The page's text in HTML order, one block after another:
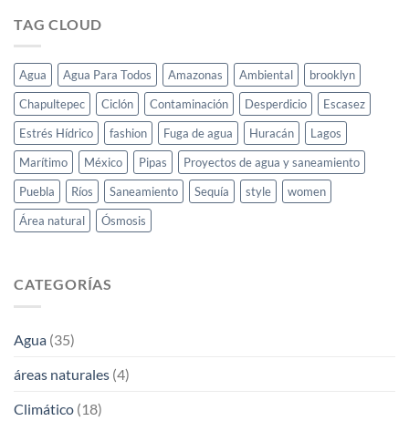
TAG CLOUD
Agua Agua Para Todos Amazonas Ambiental
brooklyn
Chapultepec
Ciclón Contaminación Desperdicio
Escasez
Estrés Hídrico
fashion Fuga de agua Huracán
Lagos
Marítimo
México Pipas
Proyectos de agua y saneamiento
Puebla
Ríos Saneamiento Sequía style
women
Área natural
Ósmosis
CATEGORÍAS
Agua (35)
áreas naturales (4)
Climático (18)